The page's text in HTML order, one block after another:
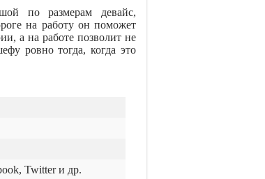
по размерам девайс,
на работу он поможет
а на работе позволит не
ровно тогда, когда это
Twitter и др.